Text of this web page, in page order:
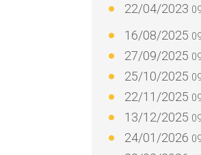
22/04/2023
16/08/2025
27/09/2025
25/10/2025
22/11/2025
13/12/2025
24/01/2026